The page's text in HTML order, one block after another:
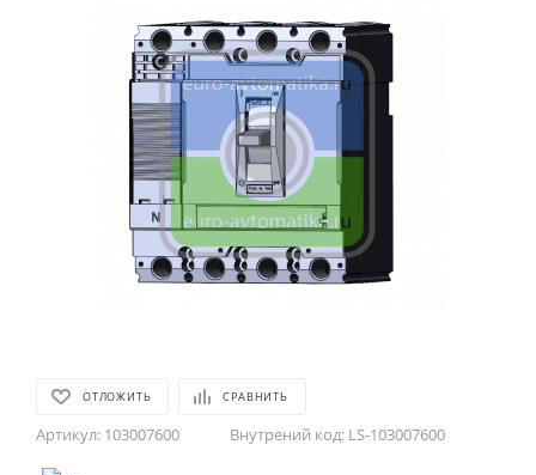
ОТЛОЖИТЬ СРАВНИТЬ
Артикул: 103007600 Внутрений код: LS-103007600